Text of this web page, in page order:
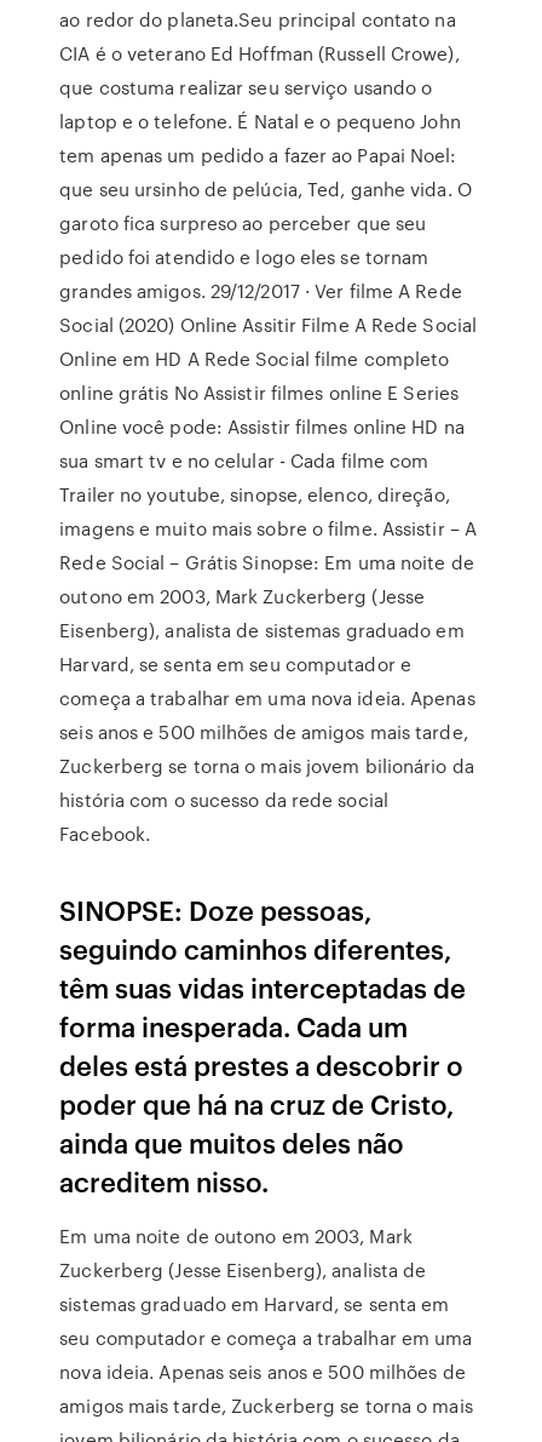
ao redor do planeta.Seu principal contato na
CIA é o veterano Ed Hoffman (Russell Crowe),
que costuma realizar seu serviço usando o
laptop e o telefone. É Natal e o pequeno John
tem apenas um pedido a fazer ao Papai Noel:
que seu ursinho de pelúcia, Ted, ganhe vida. O
garoto fica surpreso ao perceber que seu
pedido foi atendido e logo eles se tornam
grandes amigos. 29/12/2017 · Ver filme A Rede
Social (2020) Online Assitir Filme A Rede Social
Online em HD A Rede Social filme completo
online grátis No Assistir filmes online E Series
Online você pode: Assistir filmes online HD na
sua smart tv e no celular - Cada filme com
Trailer no youtube, sinopse, elenco, direção,
imagens e muito mais sobre o filme. Assistir – A
Rede Social – Grátis Sinopse: Em uma noite de
outono em 2003, Mark Zuckerberg (Jesse
Eisenberg), analista de sistemas graduado em
Harvard, se senta em seu computador e
começa a trabalhar em uma nova ideia. Apenas
seis anos e 500 milhões de amigos mais tarde,
Zuckerberg se torna o mais jovem bilionário da
história com o sucesso da rede social
Facebook.
SINOPSE: Doze pessoas,
seguindo caminhos diferentes,
têm suas vidas interceptadas de
forma inesperada. Cada um
deles está prestes a descobrir o
poder que há na cruz de Cristo,
ainda que muitos deles não
acreditem nisso.
Em uma noite de outono em 2003, Mark
Zuckerberg (Jesse Eisenberg), analista de
sistemas graduado em Harvard, se senta em
seu computador e começa a trabalhar em uma
nova ideia. Apenas seis anos e 500 milhões de
amigos mais tarde, Zuckerberg se torna o mais